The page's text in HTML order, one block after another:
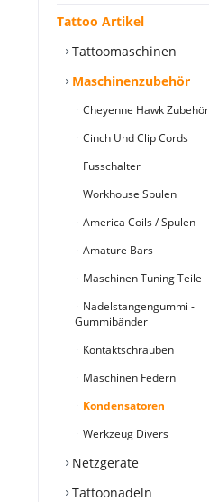
Tattoo Artikel
Tattoomaschinen
Maschinenzubehör
Cheyenne Hawk Zubehör
Cinch Und Clip Cords
Fusschalter
Workhouse Spulen
America Coils / Spulen
Amature Bars
Maschinen Tuning Teile
Nadelstangengummi -
Gummibänder
Kontaktschrauben
Maschinen Federn
Kondensatoren
Werkzeug Divers
Netzgeräte
Tattoonadeln